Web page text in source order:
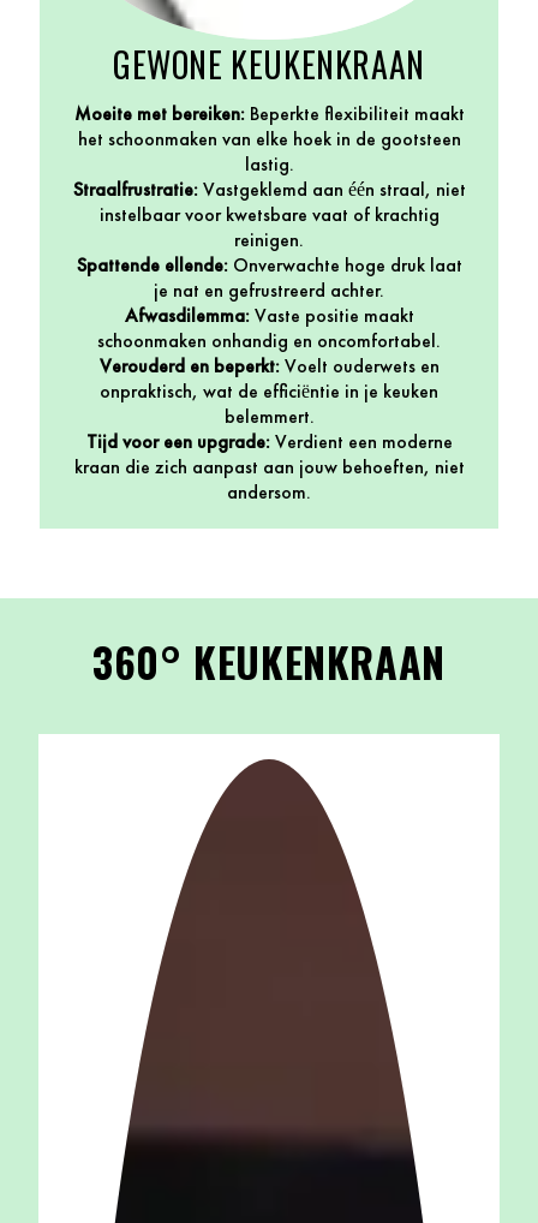
GEWONE KEUKENKRAAN
Moeite met bereiken:Beperkte flexibiliteit maakt
het schoonmaken van elke hoek in de gootsteen
lastig.
Straalfrustratie:Vastgeklemd aan één straal, niet
instelbaar voor kwetsbare vaat of krachtig
reinigen.
Spattende ellende:Onverwachte hoge druk laat
je nat en gefrustreerd achter.
Afwasdilemma:Vaste positie maakt
schoonmaken onhandig en oncomfortabel.
Verouderd en beperkt:Voelt ouderwets en
onpraktisch, wat de efficiëntie in je keuken
belemmert.
Tijd voor een upgrade:Verdient een moderne
kraan die zich aanpast aan jouw behoeften, niet
andersom.
360° KEUKENKRAAN